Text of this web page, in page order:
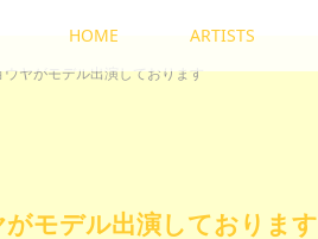
HOME ARTISTS
ヤがモデル出演しております
モデル出演しております